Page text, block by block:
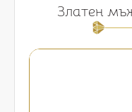
Златен